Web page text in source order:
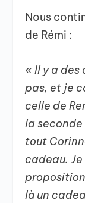
Nous
de Rémi :
« Il y a des
pas, et je
celle de
la seconde
tout
cadeau.
là un